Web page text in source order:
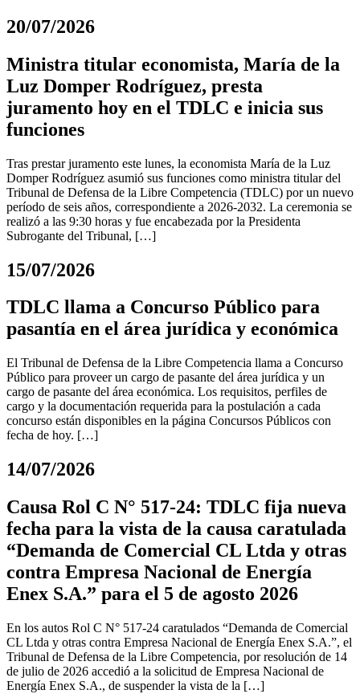
20/07/2026
Ministra titular economista, María de la
Luz Domper Rodríguez, presta
juramento hoy en el TDLC e inicia sus
funciones
Tras prestar juramento este lunes, la economista María de la Luz
Domper Rodríguez asumió sus funciones como ministra titular del
Tribunal de Defensa de la Libre Competencia (TDLC) por un nuevo
período de seis años, correspondiente a 2026-2032. La ceremonia se
realizó a las 9:30 horas y fue encabezada por la Presidenta
Subrogante del Tribunal, […]
15/07/2026
TDLC llama a Concurso Público para
pasantía en el área jurídica y económica
El Tribunal de Defensa de la Libre Competencia llama a Concurso
Público para proveer un cargo de pasante del área jurídica y un
cargo de pasante del área económica. Los requisitos, perfiles de
cargo y la documentación requerida para la postulación a cada
concurso están disponibles en la página Concursos Públicos con
fecha de hoy. […]
14/07/2026
Causa Rol C N° 517-24: TDLC fija nueva
fecha para la vista de la causa caratulada
“Demanda de Comercial CL Ltda y otras
contra Empresa Nacional de Energía
Enex S.A.” para el 5 de agosto 2026
En los autos Rol C N° 517-24 caratulados “Demanda de Comercial
CL Ltda y otras contra Empresa Nacional de Energía Enex S.A.”, el
Tribunal de Defensa de la Libre Competencia, por resolución de 14
de julio de 2026 accedió a la solicitud de Empresa Nacional de
Energía Enex S.A., de suspender la vista de la […]